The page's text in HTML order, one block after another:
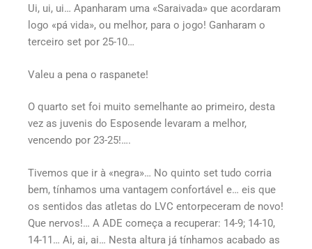
Ui, ui, ui… Apanharam uma «Saraivada» que acordaram
logo «pá vida», ou melhor, para o jogo! Ganharam o
terceiro set por 25-10…
Valeu a pena o raspanete!
O quarto set foi muito semelhante ao primeiro, desta
vez as juvenis do Esposende levaram a melhor,
vencendo por 23-25!….
Tivemos que ir à «negra»… No quinto set tudo corria
bem, tínhamos uma vantagem confortável e… eis que
os sentidos das atletas do LVC entorpeceram de novo!
Que nervos!… A ADE começa a recuperar: 14-9; 14-10,
14-11… Ai, ai, ai… Nesta altura já tínhamos acabado as